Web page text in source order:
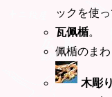
ックを使
瓦佩楯。
佩楯のま
木彫